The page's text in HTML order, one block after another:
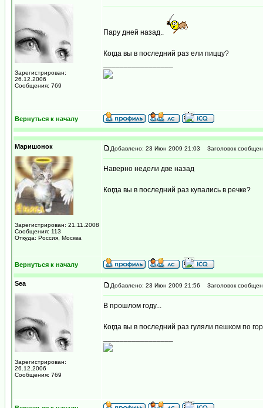
Зарегистрирован:
26.12.2006
Сообщения: 769
Пару дней назад..
Когда вы в последний раз ели пиццу?
Вернуться к началу
Маришонок
Зарегистрирован: 21.11.2008
Сообщения: 113
Откуда: Россия, Москва
Добавлено: 23 Июн 2009 21:03 Заголовок
Наверно недели две назад
Когда вы в последний раз купались в речке?
Вернуться к началу
Sea
Зарегистрирован:
26.12.2006
Сообщения: 769
Добавлено: 23 Июн 2009 21:56 Заголовок
В прошлом году...
Когда вы в последний раз гуляли пешком по